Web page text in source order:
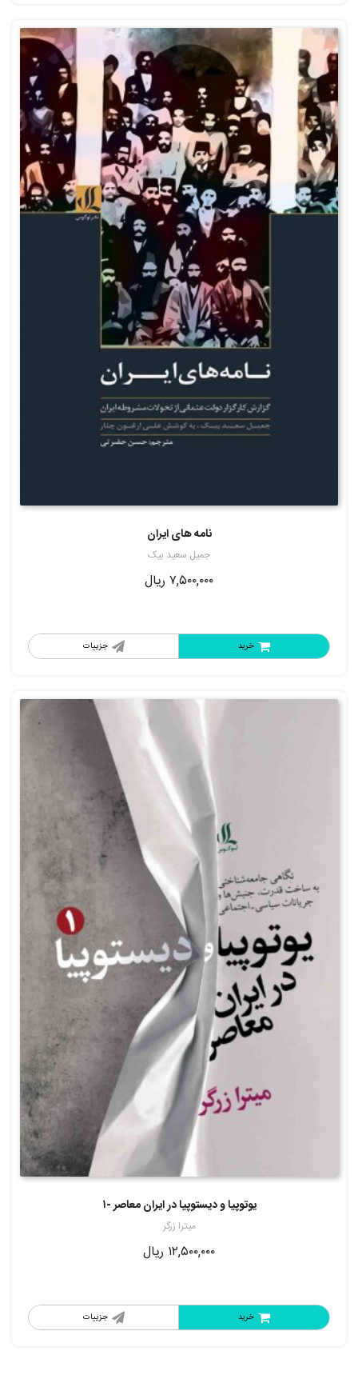
نامه های ایران
جمیل سعید بیک
۷,۵۰۰,۰۰۰ ریال
جزییات خرید
يوتوپيا و ديستوپيا در ايران معاصر -۱
میترا زرگر
۱۲,۵۰۰,۰۰۰ ریال
جزییات خرید